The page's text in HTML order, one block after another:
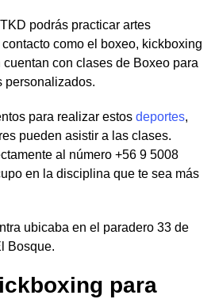
podrás practicar artes
como el boxeo, kickboxing
con clases de Boxeo para
personalizados.
para realizar estos deportes,
pueden asistir a las clases.
al número +56 9 5008
en la disciplina que te sea más
ubicaba en el paradero 33 de
Bosque.
para